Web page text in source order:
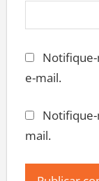
e-mail.
mail.